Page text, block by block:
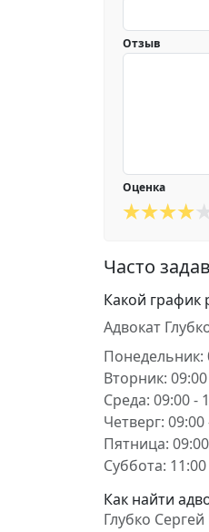
Отзыв
Оценка
Часто
Какой график
Адвокат
Понедельник:
Вторник:
Среда: 09:00 -
Четверг: 09:00
Пятница:
Суббота:
Как найти
Глубко Сергей